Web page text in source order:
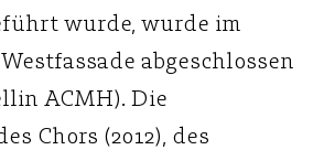
wurde, wurde im
abgeschlossen
ACMH). Die
Chors (2012), des